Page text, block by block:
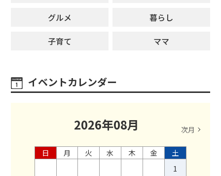
グルメ
暮らし
子育て
ママ
イベントカレンダー
2026年08月 次月
日 月 火 水 木 金
土
1